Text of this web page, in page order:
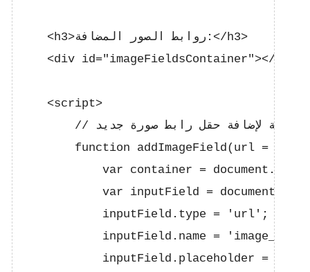
<h3>روابط الصور المضافة:</h3>
<div id="imageFieldsContainer"></div>
<script>
// دالة لإضافة حقل رابط صورة جديد
function addImageField(url = '') {
var container =
var inputField =
inputField.type = 'url';
inputField.name =
inputField.placeholder = 'رابط صورة (اختياري)';